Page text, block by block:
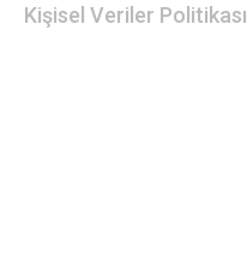
Kişisel Veriler Politikası